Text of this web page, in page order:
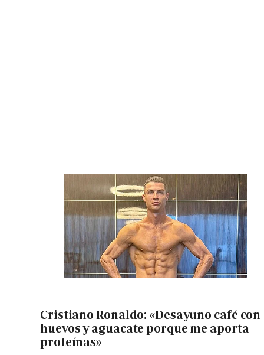
Cristiano Ronaldo: «Desayuno café con
huevos y aguacate porque me aporta
proteínas»